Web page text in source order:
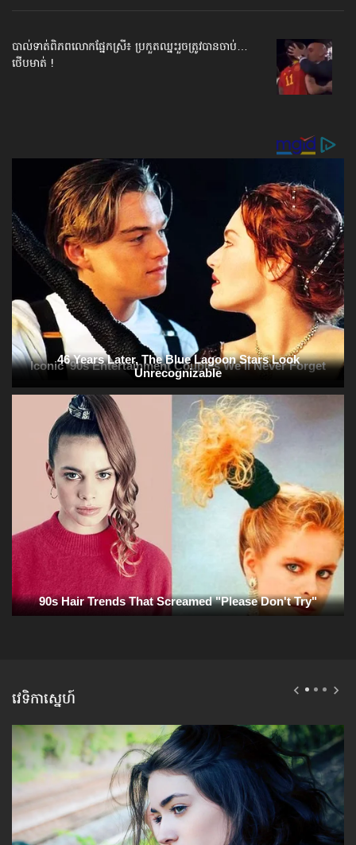
បាល់ទាត់​ពិភពលោក​ផ្នែកស្រី៖ ប្រកួតឈ្នះរួច​ត្រូវបានចាប់…
ថើបមាត់ !
វេទិកាស្នេហ៍